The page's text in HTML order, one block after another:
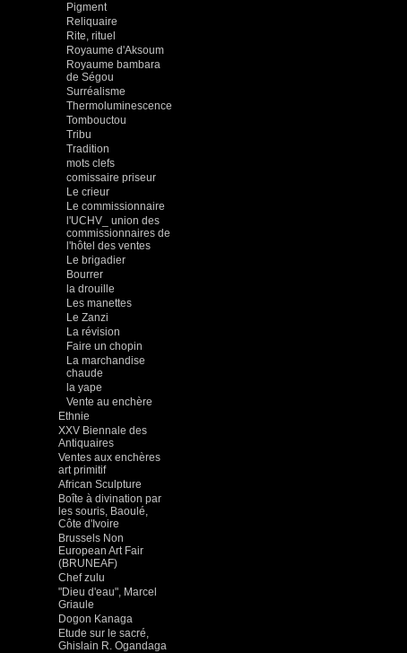
Pigment
Reliquaire
Rite, rituel
Royaume d'Aksoum
Royaume bambara
de Ségou
Surréalisme
Thermoluminescence
Tombouctou
Tribu
Tradition
mots clefs
comissaire priseur
Le crieur
Le commissionnaire
l'UCHV_ union des
commissionnaires de
l'hôtel des ventes
Le brigadier
Bourrer
la drouille
Les manettes
Le Zanzi
La révision
Faire un chopin
La marchandise
chaude
la yape
Vente au enchère
Ethnie
XXV Biennale des
Antiquaires
Ventes aux enchères
art primitif
African Sculpture
Boîte à divination par
les souris, Baoulé,
Côte d'Ivoire
Brussels Non
European Art Fair
(BRUNEAF)
Chef zulu
"Dieu d'eau", Marcel
Griaule
Dogon Kanaga
Etude sur le sacré,
Ghislain R. Ogandaga